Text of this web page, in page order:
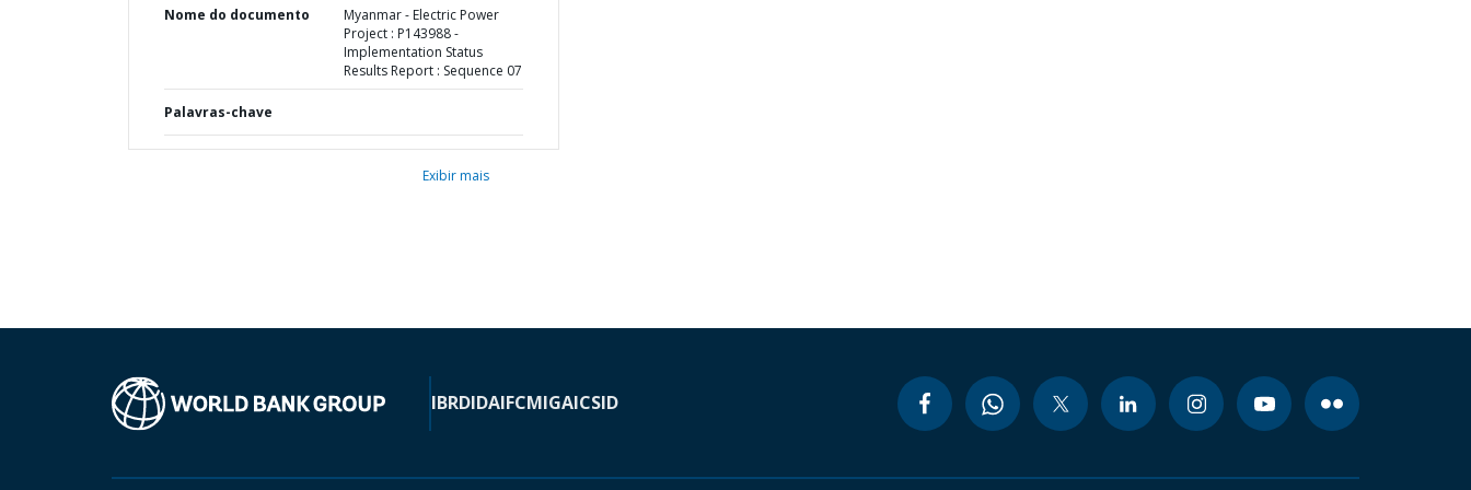
Nome do documento
Myanmar - Electric Power
Project : P143988 -
Implementation Status
Results Report : Sequence 07
Palavras-chave
Exibir mais
IBRDIDAIFCMIGAICSID